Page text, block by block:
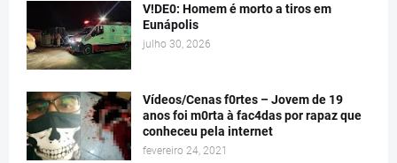
V!DE0: Homem é morto a tiros em
Eunápolis
julho 30, 2026
Vídeos/Cenas f0rtes – Jovem de 19
anos foi m0rta à fac4das por rapaz que
conheceu pela internet
fevereiro 24, 2021